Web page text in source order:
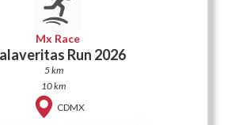
Mx Race
Run 2026
5 km
10 km
CDMX